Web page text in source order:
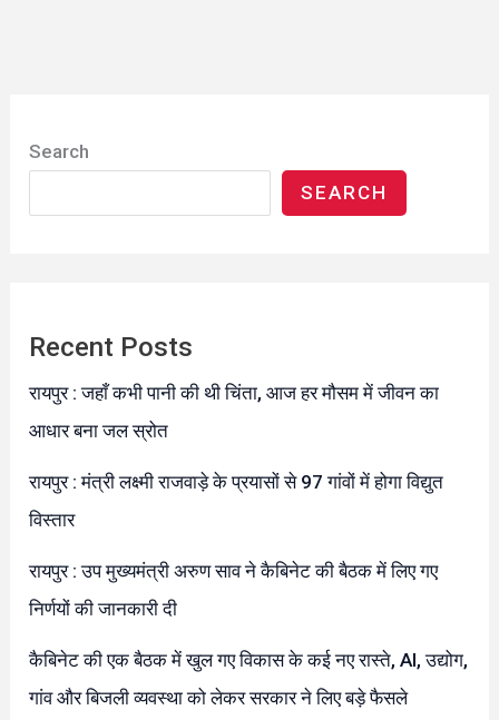
Search
SEARCH
Recent Posts
रायपुर : जहाँ कभी पानी की थी चिंता, आज हर मौसम में जीवन का
आधार बना जल स्रोत
रायपुर : मंत्री लक्ष्मी राजवाड़े के प्रयासों से 97 गांवों में होगा विद्युत
विस्तार
रायपुर : उप मुख्यमंत्री अरुण साव ने कैबिनेट की बैठक में लिए गए
निर्णयों की जानकारी दी
कैबिनेट की एक बैठक में खुल गए विकास के कई नए रास्ते, AI, उद्योग,
गांव और बिजली व्यवस्था को लेकर सरकार ने लिए बड़े फैसले